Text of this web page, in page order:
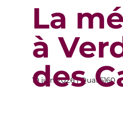
10 juin 2026 | Quai 5160
La
à
des